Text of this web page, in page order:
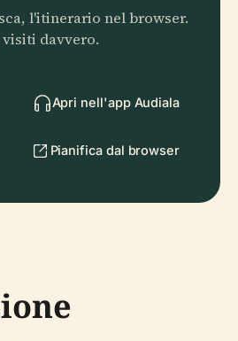
l'itinerario nel browser.
davvero.
Apri nell'app Audiala
Pianifica dal browser